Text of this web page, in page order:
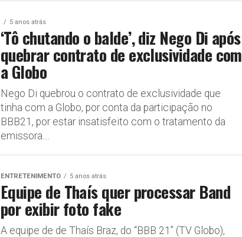
5 anos atrás
‘Tô chutando o balde’, diz Nego Di após
quebrar contrato de exclusividade com
a Globo
Nego Di quebrou o contrato de exclusividade que
tinha com a Globo, por conta da participação no
BBB21, por estar insatisfeito com o tratamento da
emissora....
ENTRETENIMENTO 5 anos atrás
Equipe de Thaís quer processar Band
por exibir foto fake
A equipe de de Thaís Braz, do “BBB 21” (TV Globo),